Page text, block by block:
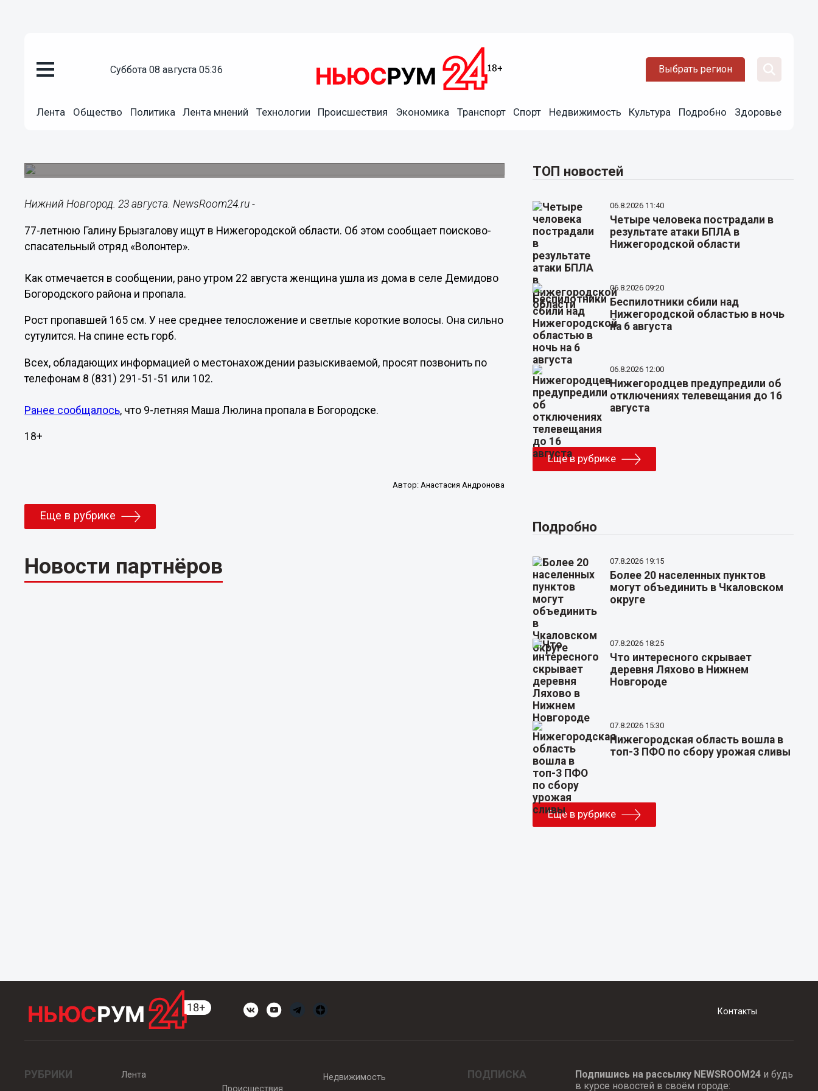
суббота 08 августа 05:36 Выбрать регион
Лента Общество Политика Лента мнений Технологии Происшествия Экономика Транспорт Спорт Недвижимость Культура Подробно Здоровье
77-летняя Галина Брызгалова пропала в Нижегородской
Нижний Новгород. 23 августа. NewsRoom24.ru -
77-летнюю Галину Брызгалову ищут в Нижегородской области. Об этом сообщает поисково-
спасательный отряд «Волонтер».
Как отмечается в сообщении, рано утром 22 августа женщина ушла из дома в селе Демидово
Богородского района и пропала.
Рост пропавшей 165 см. У нее среднее телосложение и светлые короткие волосы. Она сильно
сутулится. На спине есть горб.
Всех, обладающих информацией о местонахождении разыскиваемой, просят позвонить по
телефонам 8 (831) 291-51-51 или 102.
Ранее сообщалось, что 9-летняя Маша Люлина пропала в Богородске.
18+
Автор: Анастасия Андронова
Еще в рубрике
Новости партнёров
ТОП новостей
06.8.2026 11:40
Четыре человека пострадали в
результате атаки БПЛА в
Нижегородской области
06.8.2026 09:20
Беспилотники сбили над
Нижегородской областью в ночь
на 6 августа
06.8.2026 12:00
Нижегородцев предупредили об
отключениях телевещания до 16
августа
Еще в рубрике
Подробно
07.8.2026 19:15
Более 20 населенных пунктов
могут объединить в Чкаловском
округе
07.8.2026 18:25
Что интересного скрывает
деревня Ляхово в Нижнем
Новгороде
07.8.2026 15:30
Нижегородская область вошла в
топ-3 ПФО по сбору урожая сливы
Еще в рубрике
Контакты
РУБРИКИ
Лента
Происшествия
Недвижимость ПОДПИСКА Подпишись на рассылку NEWSROOM24и будь
в курсе новостей в своём городе: